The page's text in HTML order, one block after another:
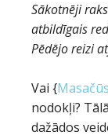
Sākotnēji
atbildīgais
Pēdējo reizi
Vai {
nodokļi?
dažādos